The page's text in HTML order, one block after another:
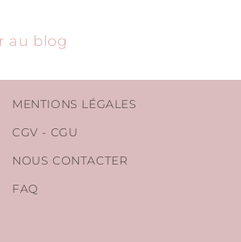
au blog
MENTIONS LÉGALES
CGV - CGU
NOUS CONTACTER
FAQ